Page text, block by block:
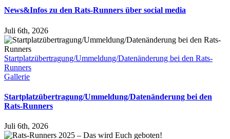
News&Infos zu den Rats-Runners über social media
Juli 6th, 2026
Startplatzübertragung/Ummeldung/Datenänderung bei den Rats-
Runners
Gallerie
Startplatzübertragung/Ummeldung/Datenänderung bei den
Rats-Runners
Juli 6th, 2026